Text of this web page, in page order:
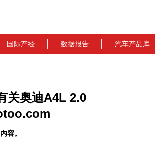
国际产经 数据报告 汽车产品库
关奥迪A4L 2.0
容。